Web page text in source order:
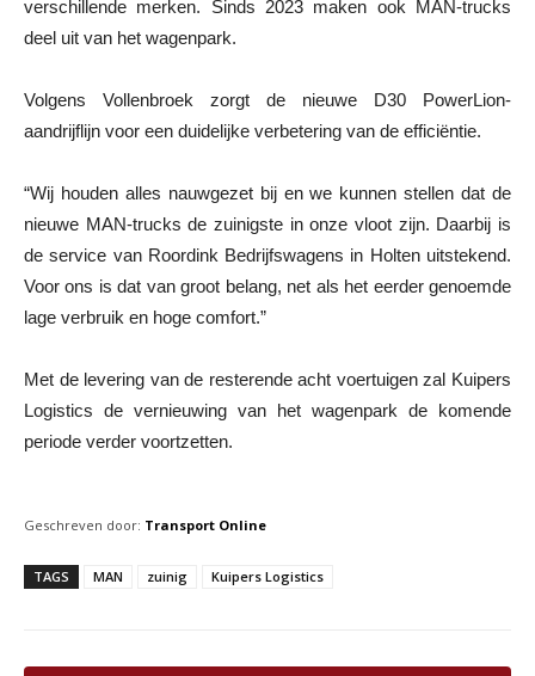
verschillende merken. Sinds 2023 maken ook MAN-trucks
deel uit van het wagenpark.
Volgens Vollenbroek zorgt de nieuwe D30 PowerLion-
aandrijflijn voor een duidelijke verbetering van de efficiëntie.
“Wij houden alles nauwgezet bij en we kunnen stellen dat de
nieuwe MAN-trucks de zuinigste in onze vloot zijn. Daarbij is
de service van Roordink Bedrijfswagens in Holten uitstekend.
Voor ons is dat van groot belang, net als het eerder genoemde
lage verbruik en hoge comfort.”
Met de levering van de resterende acht voertuigen zal Kuipers
Logistics de vernieuwing van het wagenpark de komende
periode verder voortzetten.
Geschreven door: Transport Online
TAGS MAN zuinig Kuipers Logistics